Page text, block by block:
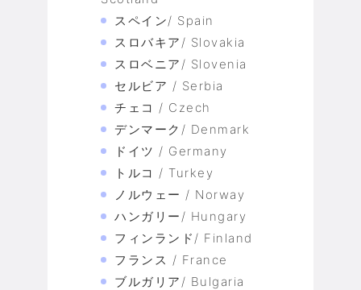
スペイン/ Spain
スロバキア/ Slovakia
スロベニア/ Slovenia
セルビア / Serbia
チェコ / Czech
デンマーク/ Denmark
ドイツ / Germany
トルコ / Turkey
ノルウェー / Norway
ハンガリー/ Hungary
フィンランド/ Finland
フランス / France
ブルガリア/ Bulgaria